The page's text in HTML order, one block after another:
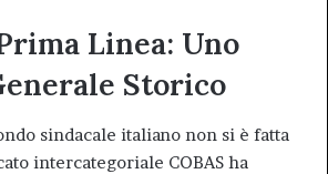
Linea: Uno
Storico
sindacale italiano non si è fatta
intercategoriale COBAS ha